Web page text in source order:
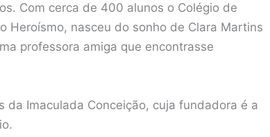
Com cerca de 400 alunos o Colégio de
Heroísmo, nasceu do sonho de Clara Martins
professora amiga que encontrasse
da Imaculada Conceição, cuja fundadora é a